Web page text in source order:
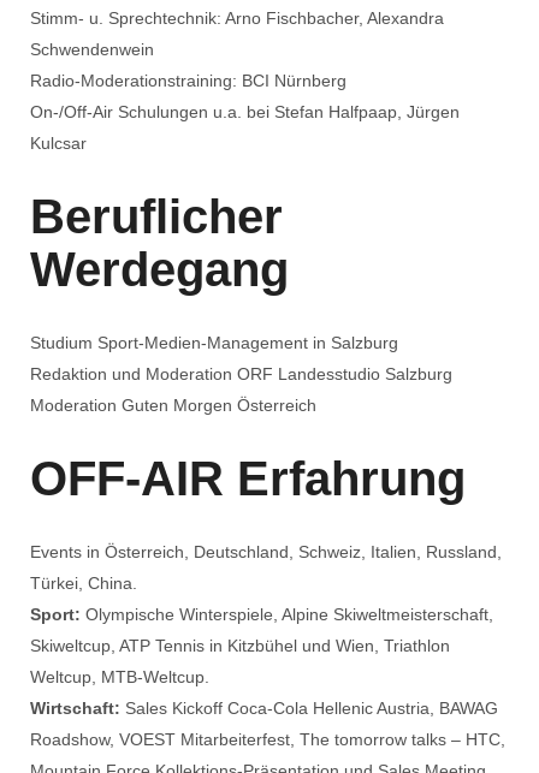
Stimm- u. Sprechtechnik: Arno Fischbacher, Alexandra
Schwendenwein
Radio-Moderationstraining: BCI Nürnberg
On-/Off-Air Schulungen u.a. bei Stefan Halfpaap, Jürgen
Kulcsar
Beruflicher
Werdegang
Studium Sport-Medien-Management in Salzburg
Redaktion und Moderation ORF Landesstudio Salzburg
Moderation Guten Morgen Österreich
OFF-AIR Erfahrung
Events in Österreich, Deutschland, Schweiz, Italien, Russland,
Türkei, China.
Sport: Olympische Winterspiele, Alpine Skiweltmeisterschaft,
Skiweltcup, ATP Tennis in Kitzbühel und Wien, Triathlon
Weltcup, MTB-Weltcup.
Wirtschaft: Sales Kickoff Coca-Cola Hellenic Austria, BAWAG
Roadshow, VOEST Mitarbeiterfest, The tomorrow talks – HTC,